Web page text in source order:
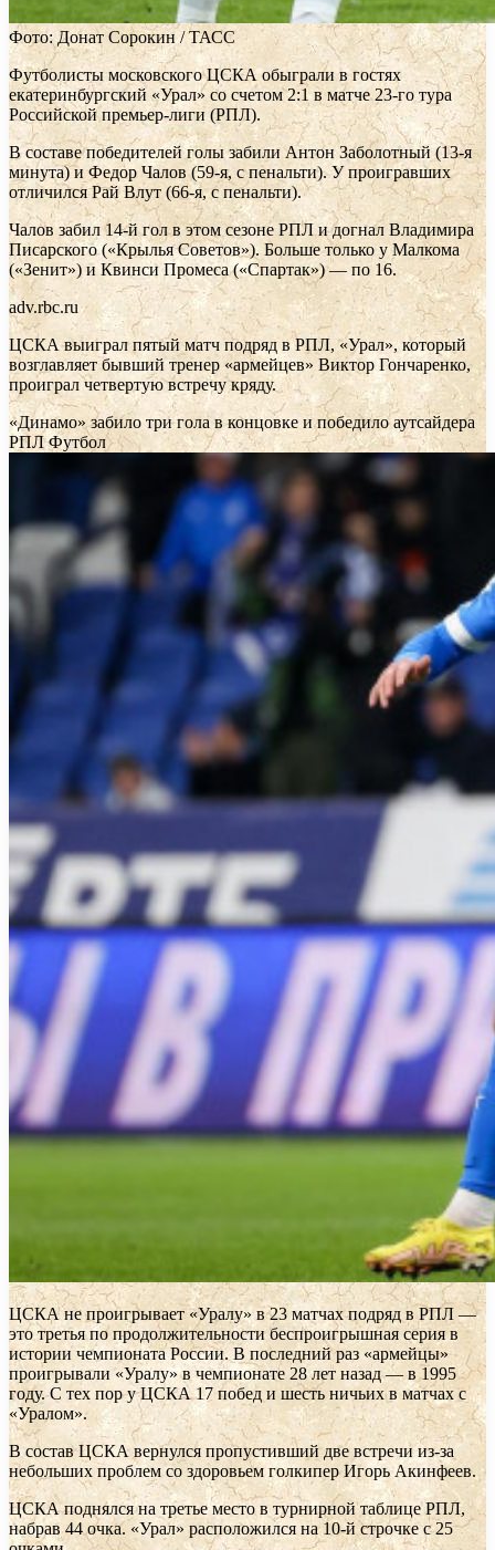
Фото: Донат Сорокин / ТАСС
Футболисты московского ЦСКА обыграли в гостях
екатеринбургский «Урал» со счетом 2:1 в матче 23-го тура
Российской премьер-лиги (РПЛ).
В составе победителей голы забили Антон Заболотный (13-я
минута) и Федор Чалов (59-я, с пенальти). У проигравших
отличился Рай Влут (66-я, с пенальти).
Чалов забил 14-й гол в этом сезоне РПЛ и догнал Владимира
Писарского («Крылья Советов»). Больше только у Малкома
(«Зенит») и Квинси Промеса («Спартак») — по 16.
adv.rbc.ru
ЦСКА выиграл пятый матч подряд в РПЛ, «Урал», который
возглавляет бывший тренер «армейцев» Виктор Гончаренко,
проиграл четвертую встречу кряду.
«Динамо» забило три гола в концовке и победило аутсайдера
РПЛФутбол
ЦСКА не проигрывает «Уралу» в 23 матчах подряд в РПЛ —
это третья по продолжительности беспроигрышная серия в
истории чемпионата России. В последний раз «армейцы»
проигрывали «Уралу» в чемпионате 28 лет назад — в 1995
году. С тех пор у ЦСКА 17 побед и шесть ничьих в матчах с
«Уралом».
В состав ЦСКА вернулся пропустивший две встречи из-за
небольших проблем со здоровьем голкипер Игорь Акинфеев.
ЦСКА поднялся на третье место в турнирной таблице РПЛ,
набрав 44 очка. «Урал» расположился на 10-й строчке с 25